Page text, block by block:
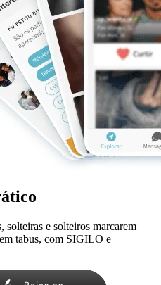
solteiras e solteiros marcarem
tabus, com SIGILO e